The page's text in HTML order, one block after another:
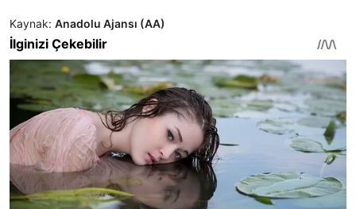
Kaynak: Anadolu Ajansı (AA)